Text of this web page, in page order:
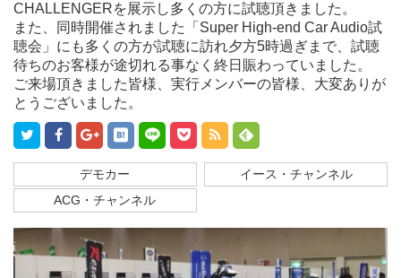
CHALLENGERを展示し多くの方に試聴頂きました。
また、同時開催されました「Super High-end Car Audio試
聴会」にも多くの方が試聴に訪れ夕方5時過ぎまで、試聴
待ちのお客様が途切れる事なく終日賑わっていました。
ご来場頂きました皆様、実行メンバーの皆様、大変ありが
とうございました。
デモカー
イース・チャンネル
ACG・チャンネル